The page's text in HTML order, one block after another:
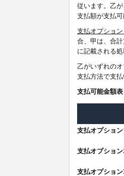
従います。乙
支払額が支払
支払オプション
合、甲は、合
に記載される
乙がいずれの
支払方法で支
支払可能金額表
支払オプショ
支払オプショ
支払オプショ